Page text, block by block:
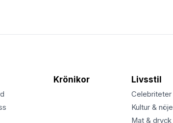
Krönikor Livsstil
Celebriteter
Kultur & nöje
Mat & dryck